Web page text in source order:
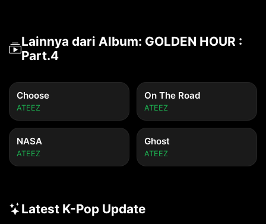
Lainnya dari Album: GOLDEN HOUR :
Part.4
Choose
ATEEZ
On The Road
ATEEZ
NASA
ATEEZ
Ghost
ATEEZ
Latest K-Pop Update